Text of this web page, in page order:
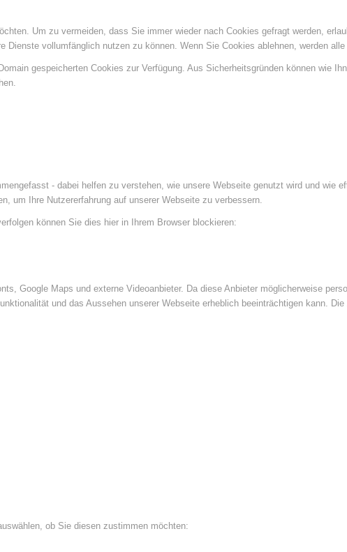
Um zu vermeiden, dass Sie immer wieder nach Cookies gefragt werden,
vollumfänglich nutzen zu können. Wenn Sie Cookies ablehnen, werden
gespeicherten Cookies zur Verfügung. Aus Sicherheitsgründen können wie
- dabei helfen zu verstehen, wie unsere Webseite genutzt wird und wie
um Ihre Nutzererfahrung auf unserer Webseite zu verbessern.
können Sie dies hier in Ihrem Browser blockieren:
Google Maps und externe Videoanbieter. Da diese Anbieter möglicherweise
und das Aussehen unserer Webseite erheblich beeinträchtigen kann.
ob Sie diesen zustimmen möchten: